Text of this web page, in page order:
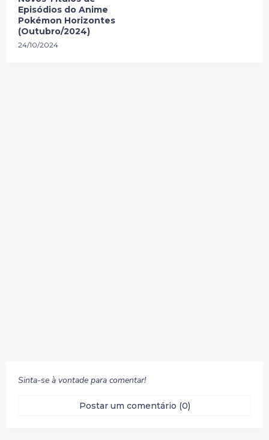
Episódios do Anime
Pokémon Horizontes
(Outubro/2024)
24/10/2024
Sinta-se à vontade para comentar!
Postar um comentário (0)